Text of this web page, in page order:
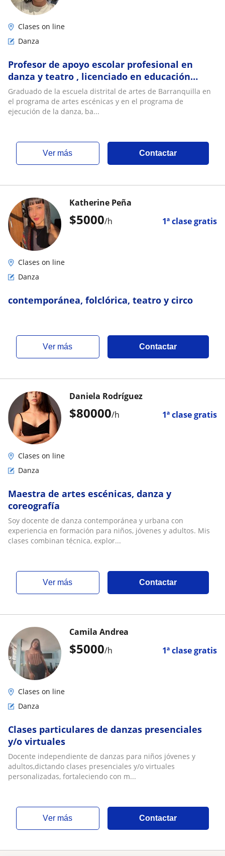
Clases on line
Danza
Profesor de apoyo escolar profesional en
danza y teatro , licenciado en educación
artística
Graduado de la escuela distrital de artes de Barranquilla en
el programa de artes escénicas y en el programa de
ejecución de la danza, ba...
ver más Contactar
$5000/h 1ª clase gratis
Katherine Peña
Clases on line
Danza
contemporánea, folclórica, teatro y circo
ver más Contactar
$80000/h 1ª clase gratis
Daniela Rodríguez
Clases on line
Danza
Maestra de artes escénicas, danza y
coreografía
Soy docente de danza contemporánea y urbana con
experiencia en formación para niños, jóvenes y adultos. Mis
clases combinan técnica, explor...
ver más Contactar
$5000/h 1ª clase gratis
Camila Andrea
Clases on line
Danza
Clases particulares de danzas presenciales
y/o virtuales
Docente independiente de danzas para niños jóvenes y
adultos,dictando clases presenciales y/o virtuales
personalizadas, fortaleciendo con m...
ver más Contactar